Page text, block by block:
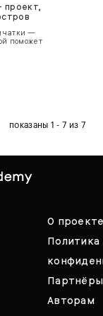
проект,
—
поможет
показаны 1 - 7 из 7
О проекте
Политика
Партнёры
Авторам